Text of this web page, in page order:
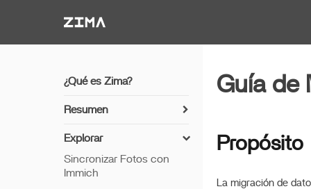
Guía de
Propósito
La migración de
¿Qué es Zima?
Resumen
Comenzar
Características
Explorar
Sincronizar Fotos con
Immich